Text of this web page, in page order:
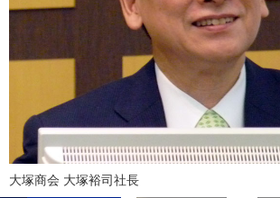
大塚商会 大塚裕司社長